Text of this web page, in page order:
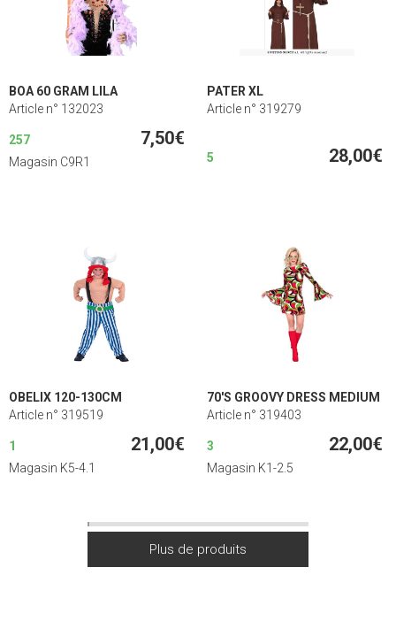
BOA 60 GRAM LILA
Article n° 132023
257 7,50€
Magasin C9R1
PATER XL
Article n° 319279
5 28,00€
OBELIX 120-130CM
Article n° 319519
1 21,00€
Magasin K5-4.1
70'S GROOVY DRESS MEDIUM
Article n° 319403
3 22,00€
Magasin K1-2.5